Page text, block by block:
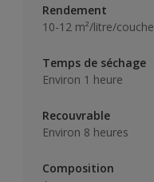
Rendement
10-12 m²/litre/couche
Temps de séchage
Environ 1 heure
Recouvrable
Environ 8 heures
Composition